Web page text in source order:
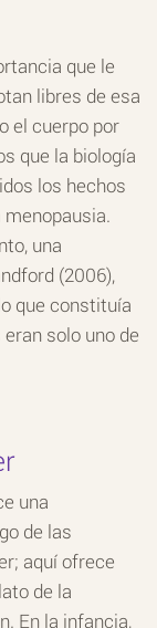
que le
libres de esa
el cuerpo por
que la biología
los hechos
una
(2006),
que constituía
solo uno de
una
de las
aquí ofrece
de la
En la infancia,